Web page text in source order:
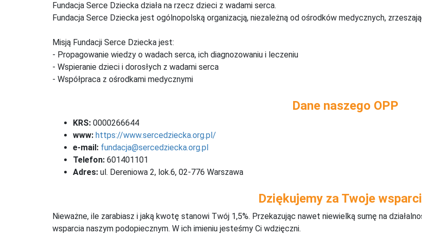
Fundacja Serce Dziecka działa na rzecz dzieci z wadami serca.
Fundacja Serce Dziecka jest ogólnopolską organizacją, niezależną od ośrodków medycznych,
Misją Fundacji Serce Dziecka jest:
- Propagowanie wiedzy o wadach serca, ich diagnozowaniu i leczeniu
- Wspieranie dzieci i dorosłych z wadami serca
- Współpraca z ośrodkami medycznymi
Dane naszego OPP
KRS: 0000266644
www: https://www.sercedziecka.org.pl/
e-mail: fundacja@sercedziecka.org.pl
Telefon: 601401101
Adres: ul. Dereniowa 2, lok.6, 02-776 Warszawa
Dziękujemy za Twoje
Nieważne, ile zarabiasz i jaką kwotę stanowi Twój 1,5%. Przekazując nawet niewielką sumę na
wsparcia naszym podopiecznym. W ich imieniu jesteśmy Ci wdzięczni.